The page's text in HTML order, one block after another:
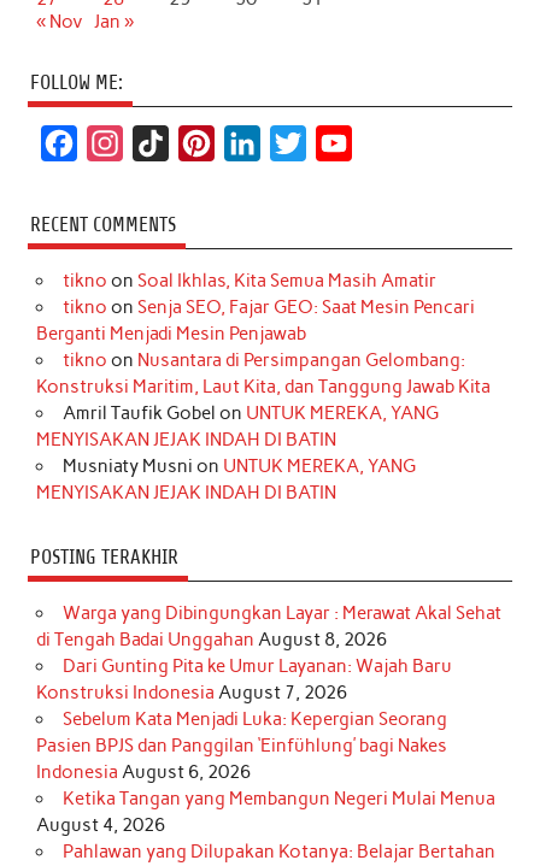
« Nov Jan »
FOLLOW ME:
c
e
b
o
k
s
t
a
r
a
m
k
T
o
k
t
e
e
s
t
k
e
d
I
n
t
t
r
T
u
e
RECENT COMMENTS
tikno on Soal Ikhlas, Kita Semua Masih Amatir
tikno on Senja SEO, Fajar GEO: Saat Mesin Pencari
Berganti Menjadi Mesin Penjawab
tikno on Nusantara di Persimpangan Gelombang:
Konstruksi Maritim, Laut Kita, dan Tanggung Jawab Kita
Amril Taufik Gobel on UNTUK MEREKA, YANG
MENYISAKAN JEJAK INDAH DI BATIN
Musniaty Musni on UNTUK MEREKA, YANG
MENYISAKAN JEJAK INDAH DI BATIN
POSTING TERAKHIR
Warga yang Dibingungkan Layar : Merawat Akal Sehat
di Tengah Badai Unggahan August 8, 2026
Dari Gunting Pita ke Umur Layanan: Wajah Baru
Konstruksi Indonesia August 7, 2026
Sebelum Kata Menjadi Luka: Kepergian Seorang
Pasien BPJS dan Panggilan ‘Einfühlung’ bagi Nakes
Indonesia August 6, 2026
Ketika Tangan yang Membangun Negeri Mulai Menua
August 4, 2026
Pahlawan yang Dilupakan Kotanya: Belajar Bertahan